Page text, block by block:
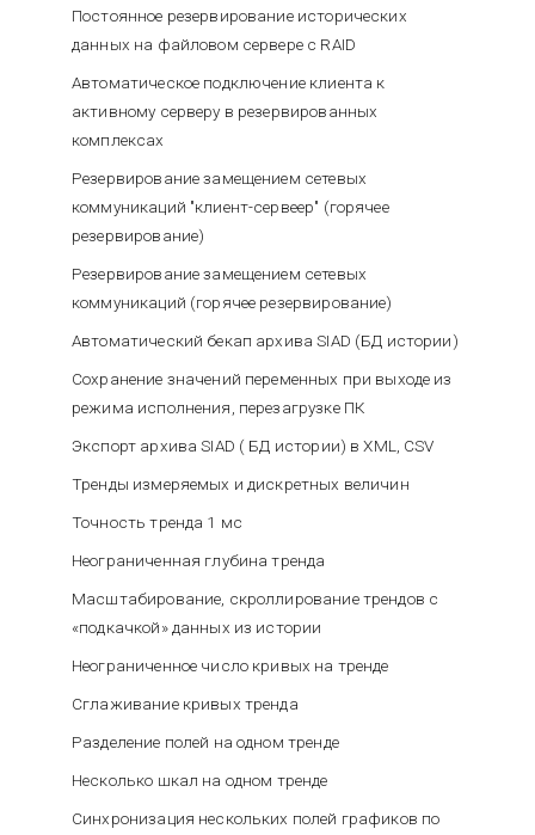
Постоянное резервирование исторических
данных на файловом сервере с RAID
Автоматическое подключение клиента к
активному серверу в резервированных
комплексах
Резервирование замещением сетевых
коммуникаций "клиент-сервеер" (горячее
резервирование)
Резервирование замещением сетевых
коммуникаций (горячее резервирование)
Автоматический бекап архива SIAD (БД истории)
Сохранение значений переменных при выходе из
режима исполнения, перезагрузке ПК
Экспорт архива SIAD ( БД истории) в XML, CSV
Тренды измеряемых и дискретных величин
Точность тренда 1 мс
Неограниченная глубина тренда
Масштабирование, скроллирование трендов с
«подкачкой» данных из истории
Неограниченное число кривых на тренде
Сглаживание кривых тренда
Разделение полей на одном тренде
Несколько шкал на одном тренде
Синхронизация нескольких полей графиков по